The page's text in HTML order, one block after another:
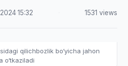
·15:32 1531 views
qilichbozlik bo‘yicha jahon
o‘tkaziladi